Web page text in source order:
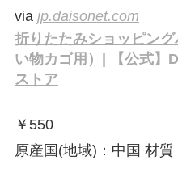
via jp.daisonet.com
折りたたみショッピン
い物カゴ用）| 【公式】
ストア
￥ 550
原産国(地域)：中国 材